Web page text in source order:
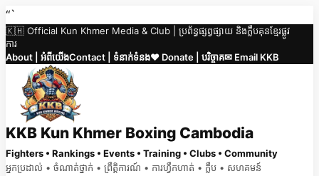
Skip
to
content
“`
🇰🇭 Official Kun Khmer Media & Club | ប្រព័ន្ធផ្សព្វផ្សាយ និងក្លឹបគុនខ្មែរផ្លូវ
ការ
About | អំពីយើងContact | ទំនាក់ទំនង❤️ Donate | បរិច្ចាគ✉ Email KKB
KKB Kun Khmer Boxing Cambodia
Fighters • Rankings • Events • Training • Clubs • Community
អ្នកប្រដាល់ • ចំណាត់ថ្នាក់ • ព្រឹត្តិការណ៍ • ការហ្វឹកហាត់ • ក្លឹប • សហគមន៍